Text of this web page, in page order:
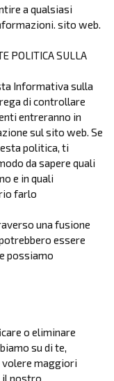
a qualsiasi
sito web.
POLITICA SULLA
Informativa sulla
di controllare
entreranno in
sul sito web. Se
politica, ti
da sapere quali
e in quali
farlo
una fusione
essere
possiamo
o eliminare
su di te,
volere maggiori
il nostro